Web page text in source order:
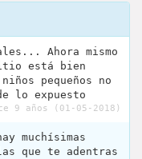
Ahora mismo
está bien
pequeños no
lo expuesto
9 años (01-05-2018)
muchísimas
que te adentras